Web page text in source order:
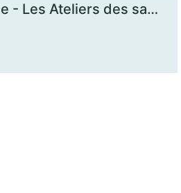
Comprendre les enjeux de la monnaie locale - Les Ateliers des savoirs